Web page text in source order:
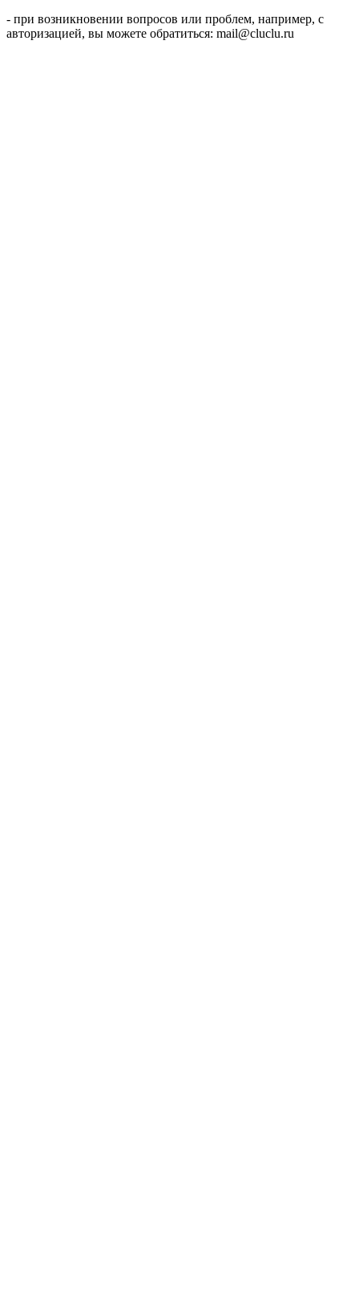
- при возникновении вопросов или проблем, например, с
авторизацией, вы можете обратиться: mail@cluclu.ru